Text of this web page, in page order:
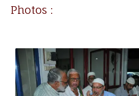
Photos :